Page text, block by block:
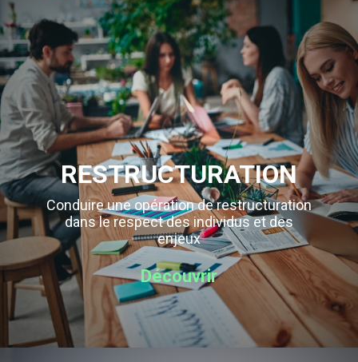
RESTRUCTURATION
Conduire une opération de restructuration
dans le respect des individus et des
enjeux
Découvrir